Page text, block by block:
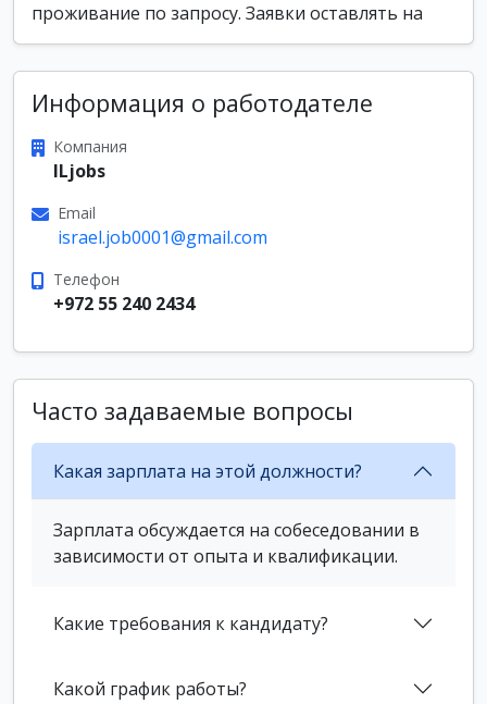
проживание по запросу. Заявки оставлять на
Информация о работодателе
Компания
ILjobs
Email
israel.job0001@gmail.com
Телефон
+972 55 240 2434
Часто задаваемые вопросы
Какая зарплата на этой должности?
Зарплата обсуждается на собеседовании в
зависимости от опыта и квалификации.
Какие требования к кандидату?
Какой график работы?